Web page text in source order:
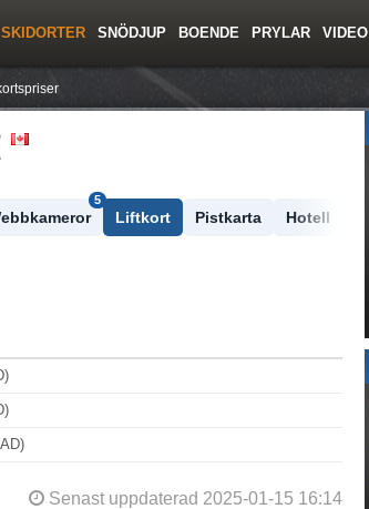
SKIDORTER SNÖDJUP BOENDE PRYLAR VIDEO
5
Liftkort Pistkarta Hotell
Senast uppdaterad 2025-01-15 16:14